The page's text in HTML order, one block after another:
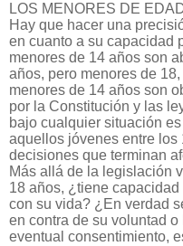
LOS MENORES DE
Hay que hacer una
en cuanto a su capacidad
menores de 14 años son
años, pero menores de
menores de 14 años son
por la Constitución y las
bajo cualquier situación
aquellos jóvenes entre los
decisiones que terminan
Más allá de la legislación
18 años, ¿tiene
con su vida? ¿En verdad
en contra de su voluntad
eventual consentimiento,